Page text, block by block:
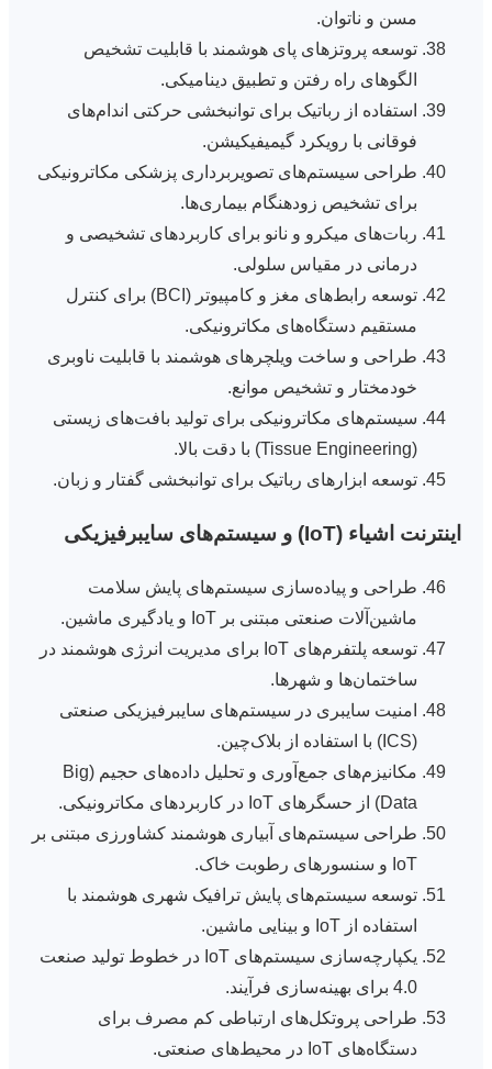
مسن و ناتوان.
توسعه پروتزهای پای هوشمند با قابلیت تشخیص
الگوهای راه رفتن و تطبیق دینامیکی.
استفاده از رباتیک برای توانبخشی حرکتی اندام‌های
فوقانی با رویکرد گیمیفیکیشن.
طراحی سیستم‌های تصویربرداری پزشکی مکاترونیکی
برای تشخیص زودهنگام بیماری‌ها.
ربات‌های میکرو و نانو برای کاربردهای تشخیصی و
درمانی در مقیاس سلولی.
توسعه رابط‌های مغز و کامپیوتر (BCI) برای کنترل
مستقیم دستگاه‌های مکاترونیکی.
طراحی و ساخت ویلچرهای هوشمند با قابلیت ناوبری
خودمختار و تشخیص موانع.
سیستم‌های مکاترونیکی برای تولید بافت‌های زیستی
(Tissue Engineering) با دقت بالا.
توسعه ابزارهای رباتیک برای توانبخشی گفتار و زبان.
اینترنت اشیاء (IoT) و سیستم‌های سایبرفیزیکی
طراحی و پیاده‌سازی سیستم‌های پایش سلامت
ماشین‌آلات صنعتی مبتنی بر IoT و یادگیری ماشین.
توسعه پلتفرم‌های IoT برای مدیریت انرژی هوشمند در
ساختمان‌ها و شهرها.
امنیت سایبری در سیستم‌های سایبرفیزیکی صنعتی
(ICS) با استفاده از بلاک‌چین.
مکانیزم‌های جمع‌آوری و تحلیل داده‌های حجیم (Big
Data) از حسگرهای IoT در کاربردهای مکاترونیکی.
طراحی سیستم‌های آبیاری هوشمند کشاورزی مبتنی بر
IoT و سنسورهای رطوبت خاک.
توسعه سیستم‌های پایش ترافیک شهری هوشمند با
استفاده از IoT و بینایی ماشین.
یکپارچه‌سازی سیستم‌های IoT در خطوط تولید صنعت
4.0 برای بهینه‌سازی فرآیند.
طراحی پروتکل‌های ارتباطی کم مصرف برای
دستگاه‌های IoT در محیط‌های صنعتی.